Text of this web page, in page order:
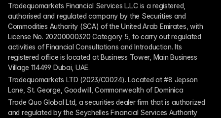
Tradequomarkets Financial Services L.L.C is a registered,
authorised and regulated company by the Securities and
Commodities Authority (SCA) of the United Arab Emirates, with
License No. 20200000320 Category 5, to carry out regulated
activities of Financial Consultations and Introduction. Its
registered office is located at Business Tower, Main Business
Village 114499 Dubai, UAE.
Tradequomarkets LTD (2023/C0024). Located at #8 Jepson
Lane, St. George, Goodwill, Commonwealth of Dominica
Trade Quo Global Ltd, a securities dealer firm that is authorized
and regulated by the Seychelles Financial Services Authority